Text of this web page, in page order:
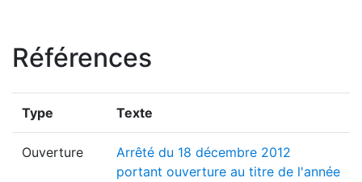
Références
Type Texte
Ouverture
Arrêté du 18 décembre 2012
portant ouverture au titre de l'année